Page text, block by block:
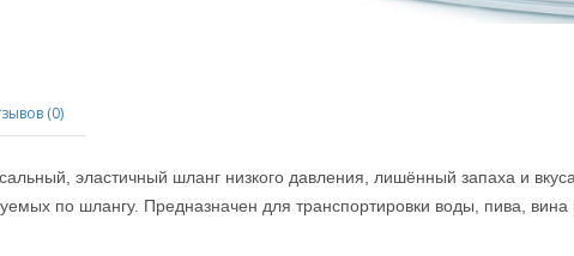
(0)
эластичный шланг низкого давления, лишённый запаха и
по шлангу. Предназначен для транспортировки воды, пива,